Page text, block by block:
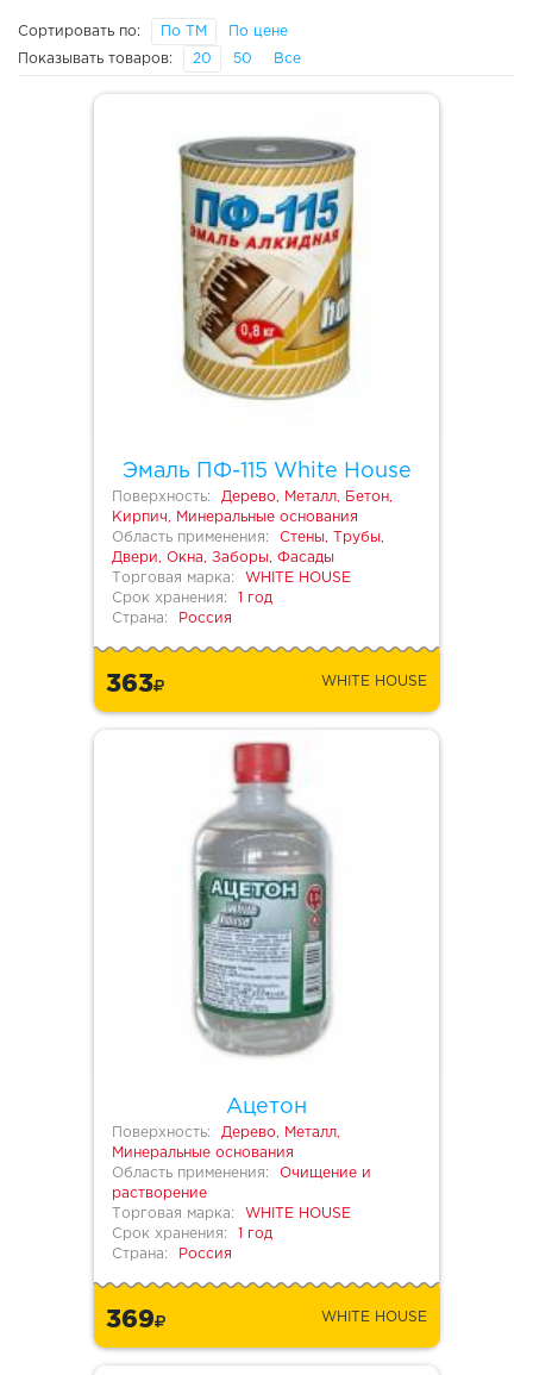
Сортировать по: По ТМ По цене
Показывать товаров: 20 50 Все
Эмаль ПФ-115 White House
Поверхность:
Дерево, Металл, Бетон,
Кирпич, Минеральные основания
Область применения:
Стены, Трубы,
Двери, Окна, Заборы, Фасады
Торговая марка:
WHITE HOUSE
Срок хранения:
1 год
Страна:
Россия
363 WHITE HOUSE
Ацетон
Поверхность:
Дерево, Металл,
Минеральные основания
Область применения:
Очищение и
растворение
Торговая марка:
WHITE HOUSE
Срок хранения:
1 год
Страна:
Россия
369 WHITE HOUSE